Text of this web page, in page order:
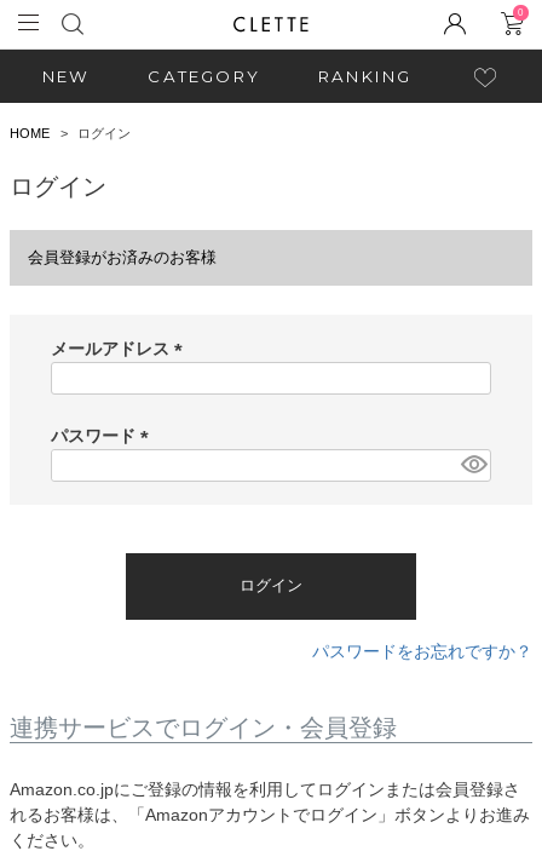
0
NEW CATEGORY RANKING
HOME ログイン
ログイン
会員登録がお済みのお客様
メールアドレス
)
パスワード
ログイン
パスワードをお忘れですか？
連携サービスでログイン・会員登録
Amazon.co.jpにご登録の情報を利用してログインまたは会員登録さ
れるお客様は、「Amazonアカウントでログイン」ボタンよりお進み
ください。